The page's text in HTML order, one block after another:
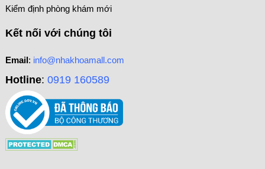
Kiểm định phòng khám mới
Kết nối với chúng tôi
Email: info@nhakhoamall.com
Hotline: 0919 160589